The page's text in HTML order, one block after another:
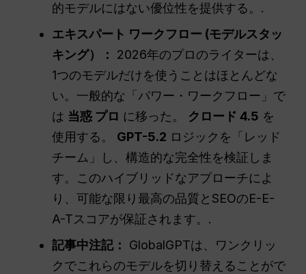
的モデルにはない優位性を提供する。.
エキスパート ワークフロー (モデルスタッ
キング）：
2026年のプロのライターは、
1つのモデルだけを使うことはほとんどな
い。一般的な「パワー・ワークフロー」で
は 当惑 プロ に移った。 クロード 4.5 を
使用する。 GPT-5.2 ロジックを「レッド
チーム」し、構造的な完全性を検証しま
す。このハイブリッドなアプローチによ
り、可能な限り最高の品質とSEOのE-E-
A-Tスコアが保証されます。.
記事中注記：
GlobalGPTは、ワンクリッ
クでこれらのモデルを切り替えることがで